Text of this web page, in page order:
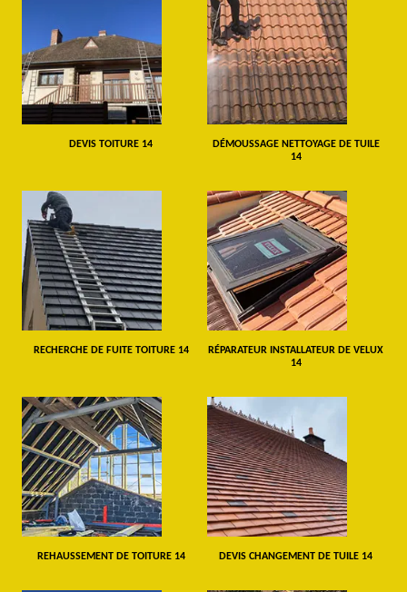
DEVIS TOITURE 14
DÉMOUSSAGE NETTOYAGE DE TUILE
14
RECHERCHE DE FUITE TOITURE 14
RÉPARATEUR INSTALLATEUR DE VELUX
14
REHAUSSEMENT DE TOITURE 14 DEVIS CHANGEMENT DE TUILE 14